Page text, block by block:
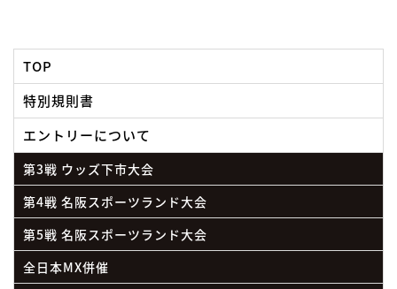
3 5/29 ウッズモータースポーツランドしも
TOP
特別規則書
エントリーについて
第3戦 ウッズ下市大会
第4戦 名阪スポーツランド大会
第5戦 名阪スポーツランド大会
全日本MX併催